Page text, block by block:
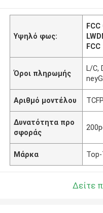
Υψηλό φως:
FCC
FCC
Όροι πληρωμής
L/C,
Αριθμό μοντέλου
Δυνατότητα προ
σφοράς
Μάρκα
Δείτε